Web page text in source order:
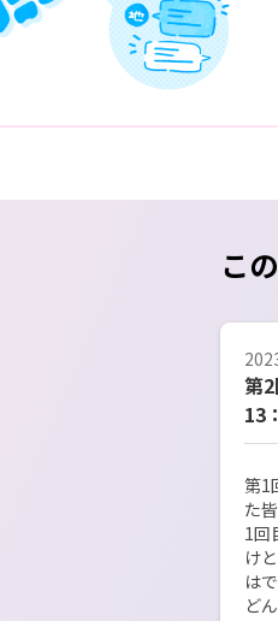
こ
第
13
第1
た
1回
け
は
ど